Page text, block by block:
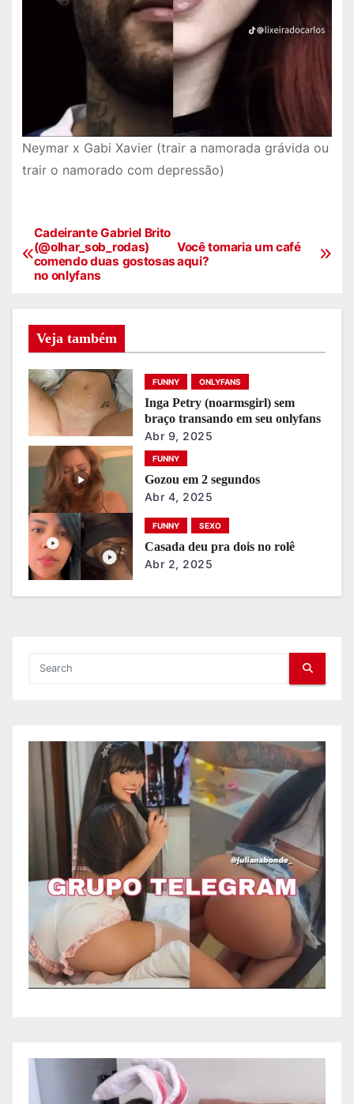
Neymar x Gabi Xavier (trair a namorada grávida ou
trair o namorado com depressão)
N
g
a
ç
ã
d
e
P
Você tomaria um café
aqui?
Cadeirante Gabriel Brito
(@olhar_sob_rodas)
comendo duas gostosas
no onlyfans
Veja também
FUNNY ONLYFANS
Inga Petry (noarmsgirl) sem
braço transando em seu onlyfans
Abr 9, 2025
FUNNY
Gozou em 2 segundos
Abr 4, 2025
FUNNY SEXO
Casada deu pra dois no rolê
Abr 2, 2025